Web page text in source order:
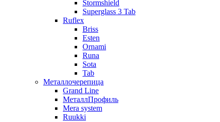
Stormshield
Superglass 3 Tab
Ruflex
Briss
Esten
Ornami
Runa
Sota
Tab
Металлочерепица
Grand Line
МеталлПрофиль
Mera system
Ruukki